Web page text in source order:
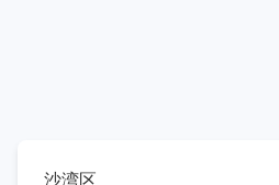
沙湾区